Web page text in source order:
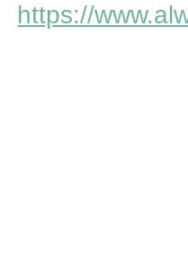
https://